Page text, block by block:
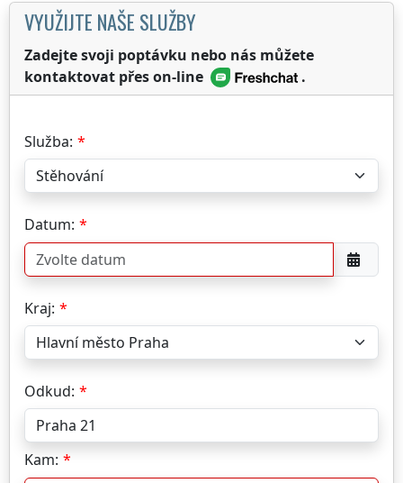
VYUŽIJTE NAŠE SLUŽBY
Zadejte svoji poptávku nebo nás můžete
kontaktovat přes on-line
.
Služba:
Datum:
Kraj:
Odkud:
Kam: